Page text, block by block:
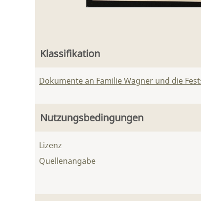
Klassifikation
Dokumente an Familie Wagner und die
Nutzungsbedingungen
Lizenz
Quellenangabe